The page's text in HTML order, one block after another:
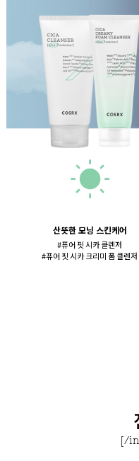
산뜻한 모닝 스킨케어
#퓨어 핏 시카 클렌저
#퓨어 핏 시카 크리미 폼 클렌저
[/